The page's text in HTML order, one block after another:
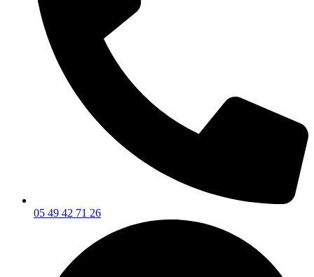
05 49 42 71 26